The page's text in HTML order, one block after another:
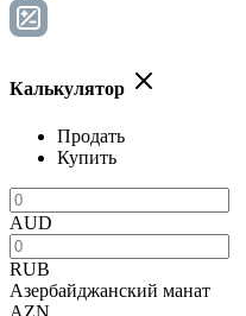
Калькулятор
Продать
Купить
AUD
RUB
Азербайджанский манат
AZN